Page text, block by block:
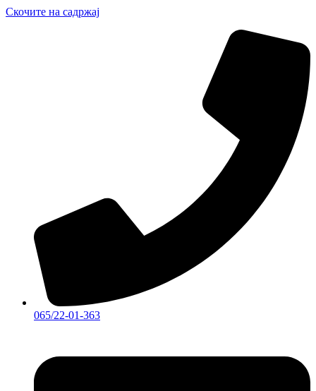
Скочите на садржај
065/22-01-363